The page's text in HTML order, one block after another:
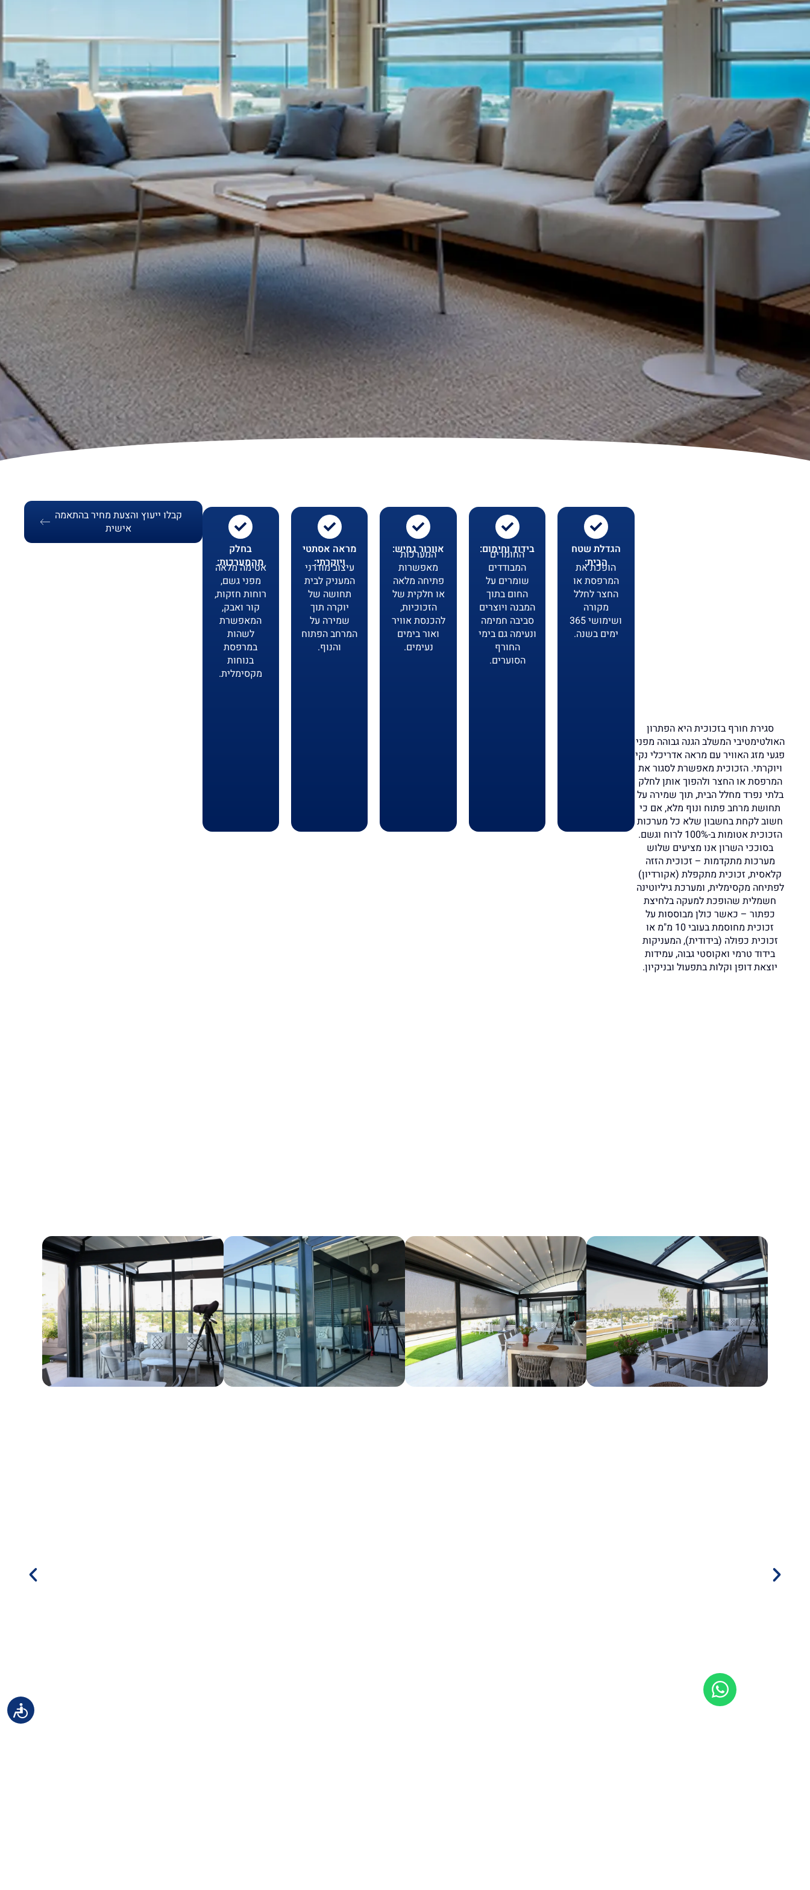
סגירת חורף בזכוכית היא הפתרון
האולטימטיבי המשלב הגנה גבוהה מפני
פגעי מזג האוויר עם מראה אדריכלי נקי
ויוקרתי. הזכוכית מאפשרת לסגור את
המרפסת או החצר ולהפוך אותן לחלק
בלתי נפרד מחלל הבית, תוך שמירה על
תחושת מרחב פתוח ונוף מלא, אם כי
חשוב לקחת בחשבון שלא כל מערכות
הזכוכית אטומות ב-100% לרוח וגשם.
בסוככי השרון אנו מציעים שלוש
מערכות מתקדמות – זכוכית הזזה
קלאסית, זכוכית מתקפלת (אקורדיון)
לפתיחה מקסימלית, ומערכת גיליוטינה
חשמלית שהופכת למעקה בלחיצת
כפתור – כאשר כולן מבוססות על
זכוכית מחוסמת בעובי 10 מ"מ או
זכוכית כפולה (בידודית), המעניקות
בידוד טרמי ואקוסטי גבוה, עמידות
יוצאת דופן וקלות בתפעול ובניקיון.
הגדלת שטח
הבית:
הופכת את
המרפסת או
החצר לחלל
מקורה
ושימושי 365
ימים בשנה.
בידוד וחימום:
החומרים
המבודדים
שומרים על
החום בתוך
המבנה ויוצרים
סביבה חמימה
ונעימה גם בימי
החורף
הסוערים.
אוורור גמיש:
המערכות
מאפשרות
פתיחה מלאה
או חלקית של
הזכוכיות,
להכנסת אוויר
ואור בימים
נעימים.
מראה אסתטי
ויוקרתי:
עיצוב מודרני
המעניק לבית
תחושה של
יוקרה תוך
שמירה על
המרחב הפתוח
והנוף.
בחלק
מהמערכות:
אטימה מלאה
מפני גשם,
רוחות חזקות,
קור ואבק,
המאפשרת
לשהות
במרפסת
בנוחות
מקסימלית.
קבלו ייעוץ והצעת מחיר בהתאמה
אישית